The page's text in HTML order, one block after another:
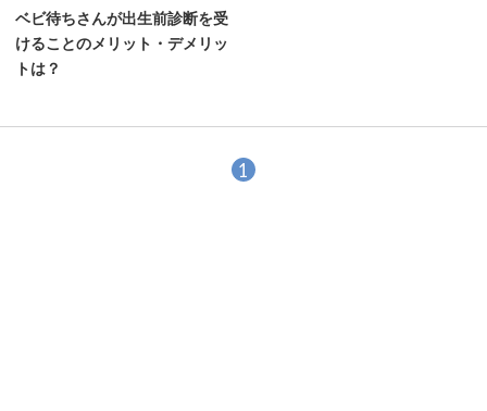
ベビ待ちさんが出生前診断を受
けることのメリット・デメリッ
トは？
1